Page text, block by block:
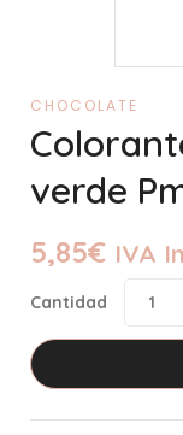
CHOCOLATE
verde
5,85€ IVA
Cantidad